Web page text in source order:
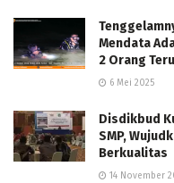
Mendata
2 Orang
6 Mei 2025
Disdikbud
SMP,
Berkualitas
14 November